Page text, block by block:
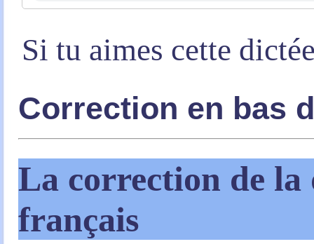
Si tu aimes cette
Correction en bas
La correction de la
français